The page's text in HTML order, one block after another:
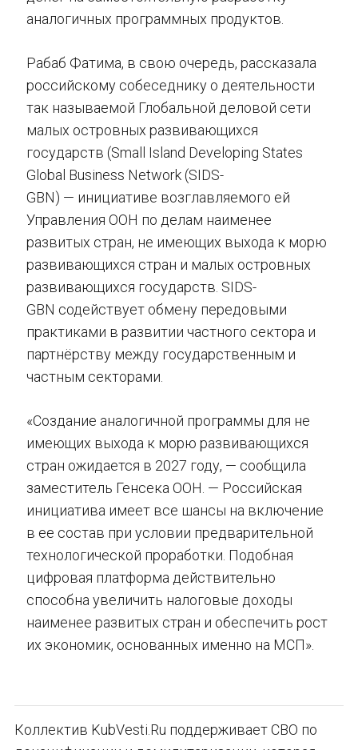
аналогичных программных продуктов.
Рабаб Фатима, в свою очередь, рассказала
российскому собеседнику о деятельности
так называемой Глобальной деловой сети
малых островных развивающихся
государств (Small Island Developing States
Global Business Network (SIDS-
GBN) — инициативе возглавляемого ей
Управления ООН по делам наименее
развитых стран, не имеющих выхода к морю
развивающихся стран и малых островных
развивающихся государств. SIDS-
GBN содействует обмену передовыми
практиками в развитии частного сектора и
партнёрству между государственным и
частным секторами.
«Создание аналогичной программы для не
имеющих выхода к морю развивающихся
стран ожидается в 2027 году, — сообщила
заместитель Генсека ООН. — Российская
инициатива имеет все шансы на включение
в ее состав при условии предварительной
технологической проработки. Подобная
цифровая платформа действительно
способна увеличить налоговые доходы
наименее развитых стран и обеспечить рост
их экономик, основанных именно на МСП».
Коллектив KubVesti.Ru поддерживает СВО по